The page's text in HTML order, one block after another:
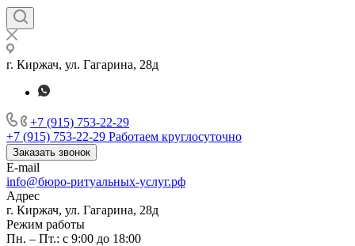
г. Киржач, ул. Гагарина, 28д
+7 (915) 753-22-29
+7 (915) 753-22-29 Работаем круглосуточно
Заказать звонок
E-mail
info@бюро-ритуальных-услуг.рф
Адрес
г. Киржач, ул. Гагарина, 28д
Режим работы
Пн. – Пт.: с 9:00 до 18:00